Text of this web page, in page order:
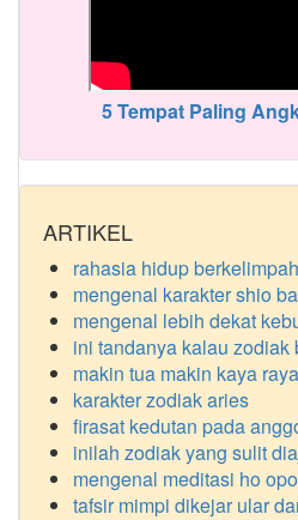
5 Tempat Paling
ARTIKEL
rahasia hidup
mengenal karakter shio
mengenal lebih dekat
ini tandanya kalau zodiak
makin tua makin kaya raya
karakter zodiak aries
firasat kedutan pada
inilah zodiak yang sulit
mengenal meditasi ho
tafsir mimpi dikejar ular